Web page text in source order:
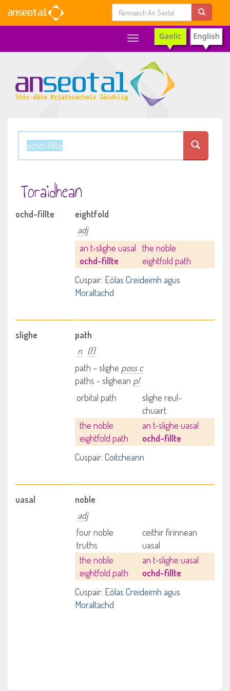
Toggle
navigation
Toraidhean
ochd-fillte
eightfold
adj
an t-slighe uasal
ochd-fillte
the noble
eightfold path
Cuspair: Eòlas Creideimh agus
Moraltachd
slighe
path
n (f)
path – slighe poss c
paths - slighean pl
orbital path
slighe reul-
chuairt
the noble
eightfold path
an t-slighe uasal
ochd-fillte
Cuspair: Coitcheann
uasal
noble
adj
four noble
truths
ceithir fìrinnean
uasal
the noble
eightfold path
an t-slighe uasal
ochd-fillte
Cuspair: Eòlas Creideimh agus
Moraltachd